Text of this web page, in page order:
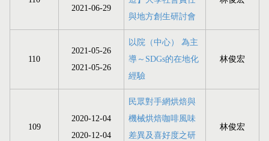
2021-06-29
與地方創生研討會
110
2021-05-26
2021-05-26
以院（中心） 為主
導～SDGs的在地化
經驗
林俊宏
109
2020-12-04
2020-12-04
民眾對手網烘焙與
機械烘焙咖啡風味
差異及喜好度之研
林俊宏